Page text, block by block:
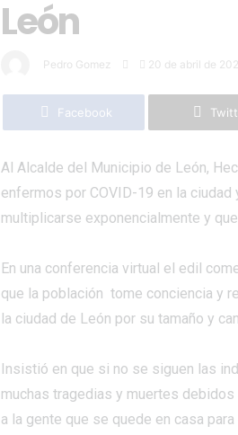
León
Pedro Gomez 20 de abril de
Facebook
Al Alcalde del Municipio de León,
enfermos por COVID-19 en la
multiplicarse exponencialmente y
En una conferencia virtual el edil
que la población tome conciencia y
la ciudad de León por su tamaño y
Insistió en que si no se siguen las
muchas tragedias y muertes
a la gente que se quede en casa